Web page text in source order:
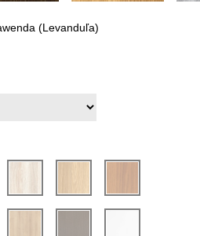
(Levanduľa)